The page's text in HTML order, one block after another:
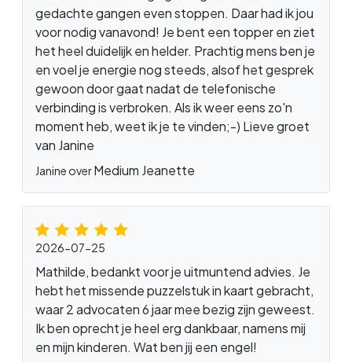
gedachte gangen even stoppen. Daar had ik jou
voor nodig vanavond! Je bent een topper en ziet
het heel duidelijk en helder. Prachtig mens ben je
en voel je energie nog steeds, alsof het gesprek
gewoon door gaat nadat de telefonische
verbinding is verbroken. Als ik weer eens zo'n
moment heb, weet ik je te vinden;-) Lieve groet
van Janine
Janine overMedium Jeanette
2026-07-25
Mathilde, bedankt voor je uitmuntend advies. Je
hebt het missende puzzelstuk in kaart gebracht,
waar 2 advocaten 6 jaar mee bezig zijn geweest.
Ik ben oprecht je heel erg dankbaar, namens mij
en mijn kinderen. Wat ben jij een engel!